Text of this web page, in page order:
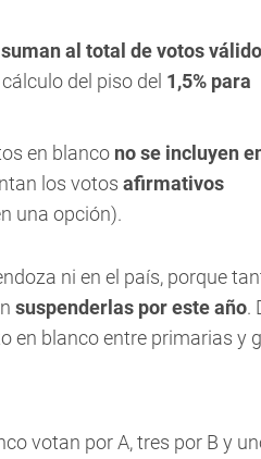
al total de votos
del piso del 1,5% para
en blanco no se incluyen
los votos afirmativos
una opción).
ni en el país, porque
suspenderlas por este año.
en blanco entre primarias y
votan por A, tres por B y